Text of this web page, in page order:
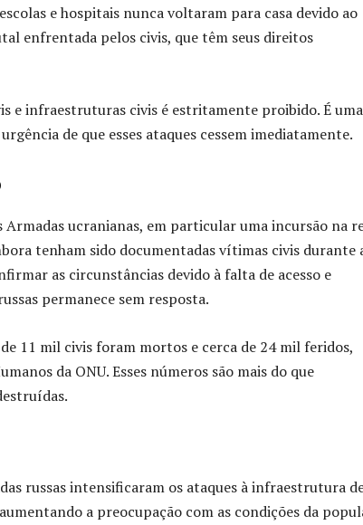
e hospitais nunca voltaram para casa devido ao
enfrentada pelos civis, que têm seus direitos
e infraestruturas civis é estritamente proibido. É uma
de que esses ataques cessem imediatamente.
ucranianas, em particular uma incursão na
tenham sido documentadas vítimas civis durante
as circunstâncias devido à falta de acesso e
permanece sem resposta.
11 mil civis foram mortos e cerca de 24 mil feridos,
da ONU. Esses números são mais do que
russas intensificaram os ataques à infraestrutura
a preocupação com as condições da